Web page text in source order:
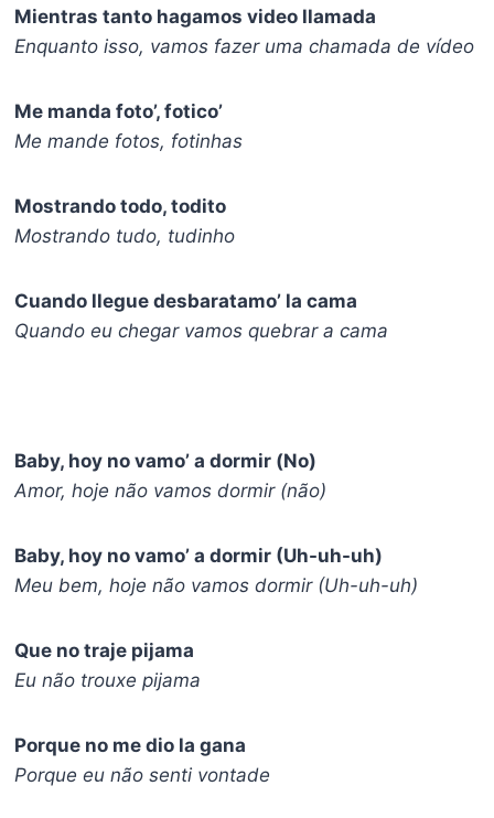
Mientras tanto hagamos video llamada
Enquanto isso, vamos fazer uma chamada de vídeo
Me manda foto’, fotico’
Me mande fotos, fotinhas
Mostrando todo, todito
Mostrando tudo, tudinho
Cuando llegue desbaratamo’ la cama
Quando eu chegar vamos quebrar a cama
Baby, hoy no vamo’ a dormir (No)
Amor, hoje não vamos dormir (não)
Baby, hoy no vamo’ a dormir (Uh-uh-uh)
Meu bem, hoje não vamos dormir (Uh-uh-uh)
Que no traje pijama
Eu não trouxe pijama
Porque no me dio la gana
Porque eu não senti vontade